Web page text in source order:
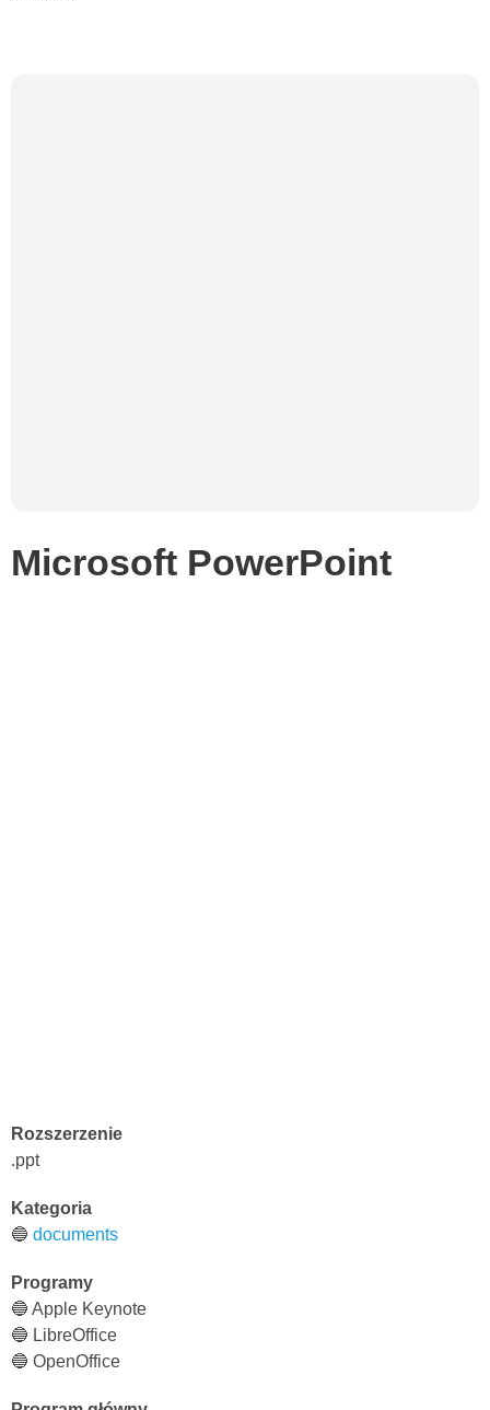
Microsoft PowerPoint
Rozszerzenie
.ppt
Kategoria
🔵 documents
Programy
🔵 Apple Keynote
🔵 LibreOffice
🔵 OpenOffice